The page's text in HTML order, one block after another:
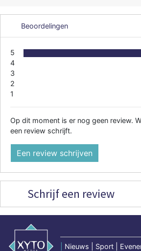
Beoordelingen
5
4
3
2
1
Op dit moment is er nog geen review.
een review schrijft.
Een review schrijven
Schrijf een review
Nieuws | Sport |